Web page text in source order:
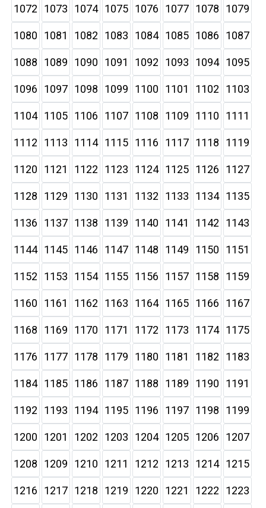
1072 1073 1074 1075 1076 1077 1078 1079
1080 1081 1082 1083 1084 1085 1086 1087
1088 1089 1090 1091 1092 1093 1094 1095
1096 1097 1098 1099 1100 1101 1102 1103
1104 1105 1106 1107 1108 1109 1110 1111
1112 1113 1114 1115 1116 1117 1118 1119
1120 1121 1122 1123 1124 1125 1126 1127
1128 1129 1130 1131 1132 1133 1134 1135
1136 1137 1138 1139 1140 1141 1142 1143
1144 1145 1146 1147 1148 1149 1150 1151
1152 1153 1154 1155 1156 1157 1158 1159
1160 1161 1162 1163 1164 1165 1166 1167
1168 1169 1170 1171 1172 1173 1174 1175
1176 1177 1178 1179 1180 1181 1182 1183
1184 1185 1186 1187 1188 1189 1190 1191
1192 1193 1194 1195 1196 1197 1198 1199
1200 1201 1202 1203 1204 1205 1206 1207
1208 1209 1210 1211 1212 1213 1214 1215
1216 1217 1218 1219 1220 1221 1222 1223